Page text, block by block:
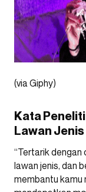
(via Giphy)
Kata
Lawan Jenis
“Tertarik
lawan jenis, dan
membantu kamu